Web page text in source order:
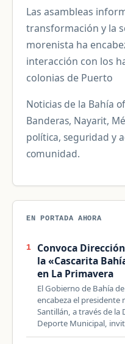
Las asambleas
transformación y la
morenista ha
interacción con los
colonias de Puerto
Noticias de la Bahía
Banderas, Nayarit,
política, seguridad y
comunidad.
EN PORTADA AHORA
1
Convoca
la «Cascarita
en La Primavera
El Gobierno de Bahía
encabeza el presidente
Santillán, a través de la
Deporte Municipal,